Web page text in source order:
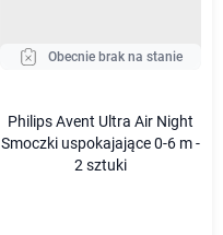
Obecnie brak na stanie
Philips Avent Ultra Air Night
Smoczki uspokajające 0-6 m -
2 sztuki